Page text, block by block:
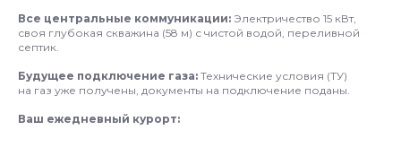
Все центральные коммуникации: Электричество 15 кВт,
своя глубокая скважина (58 м) с чистой водой, переливной
септик.
Будущее подключение газа: Технические условия (ТУ)
на газ уже получены, документы на подключение поданы.
Ваш ежедневный курорт: